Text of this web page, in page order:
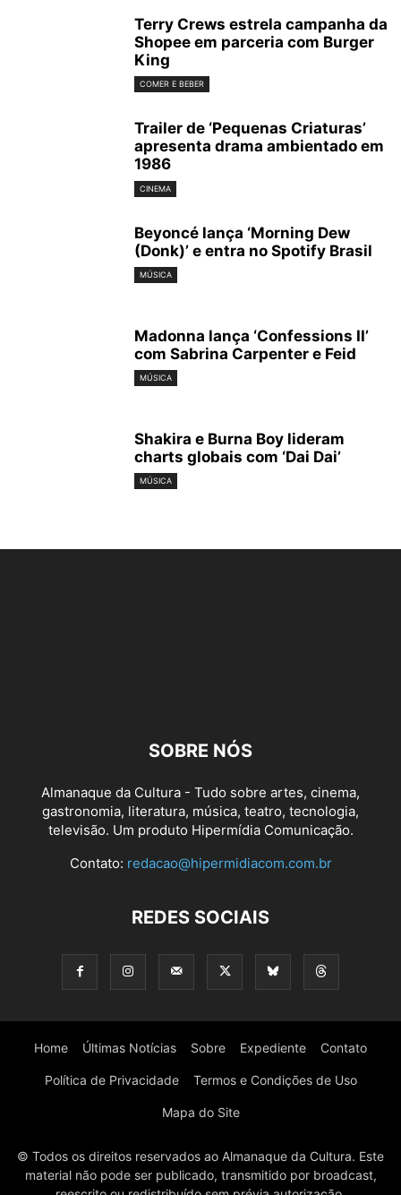
Terry Crews estrela campanha da
Shopee em parceria com Burger
King
COMER E BEBER
Trailer de ‘Pequenas Criaturas’
apresenta drama ambientado em
1986
CINEMA
Beyoncé lança ‘Morning Dew
(Donk)’ e entra no Spotify Brasil
MÚSICA
Madonna lança ‘Confessions II’
com Sabrina Carpenter e Feid
MÚSICA
Shakira e Burna Boy lideram
charts globais com ‘Dai Dai’
MÚSICA
SOBRE NÓS
Almanaque da Cultura - Tudo sobre artes, cinema,
gastronomia, literatura, música, teatro, tecnologia,
televisão. Um produto Hipermídia Comunicação.
Contato: redacao@hipermidiacom.com.br
REDES SOCIAIS
Home Últimas Notícias Sobre Expediente Contato
Política de Privacidade Termos e Condições de Uso
Mapa do Site
© Todos os direitos reservados ao Almanaque da Cultura. Este
material não pode ser publicado, transmitido por broadcast,